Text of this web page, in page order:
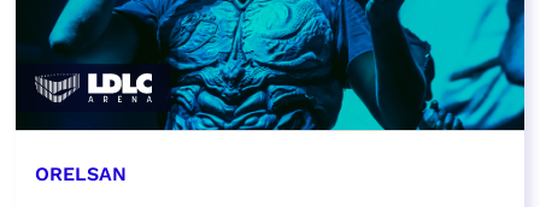
ORELSAN